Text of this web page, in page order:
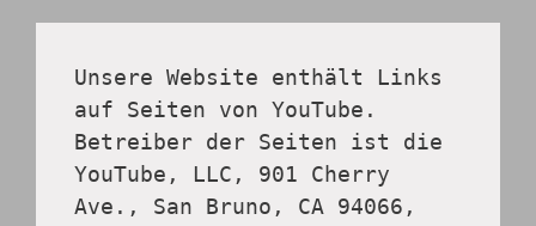
Unsere Website enthält Links
auf Seiten von YouTube.
Betreiber der Seiten ist die
YouTube, LLC, 901 Cherry
Ave., San Bruno, CA 94066,